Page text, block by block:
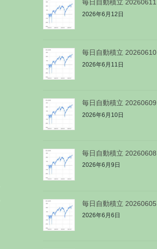
毎日自動積立 20260611
2026年6月12日
毎日自動積立 20260610
2026年6月11日
毎日自動積立 20260609
2026年6月10日
毎日自動積立 20260608
2026年6月9日
毎日自動積立 20260605
2026年6月6日